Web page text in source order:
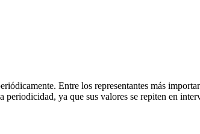
Entre los representantes más
ya que sus valores se repiten en